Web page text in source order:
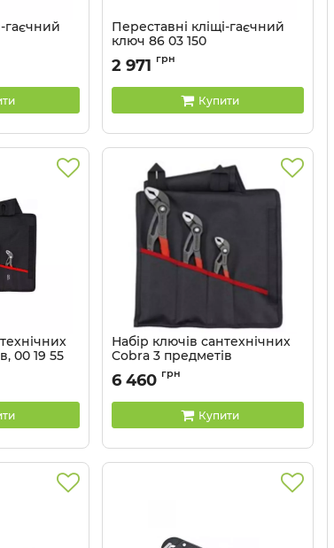
гаєчний
Переставні кліщі-гаєчний
ключ 86 03 150
Артикул: 86 03 150
2 971 грн
Купити
00 19 55
Набір ключів сантехнічних
Cobra 3 предметів
Артикул: 00 19 55 S9
6 460 грн
Купити